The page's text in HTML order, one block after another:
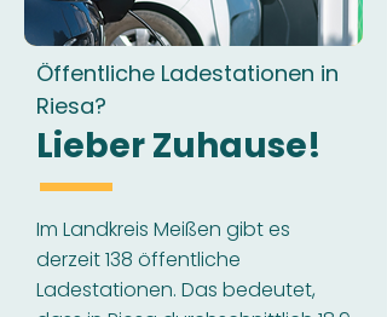
Öffentliche Ladestationen in
Riesa?
Lieber Zuhause!
Im Landkreis Meißen gibt es
derzeit 138 öffentliche
Ladestationen. Das bedeutet,